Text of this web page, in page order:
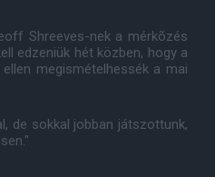
Shreeves-nek a mérkõzés
edzeniük hét közben, hogy a
megismételhessék a mai
de sokkal jobban játszottunk,